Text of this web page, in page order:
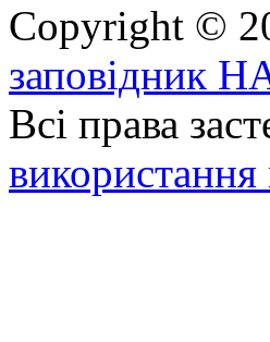
Copyright ©
заповідник
Всі права
використання